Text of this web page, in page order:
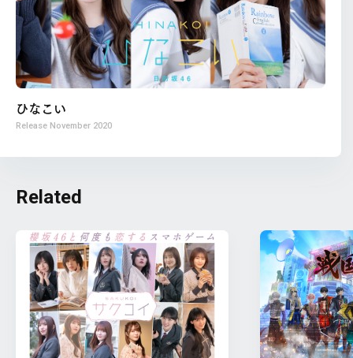
ひなこい
Release November 2020
Related